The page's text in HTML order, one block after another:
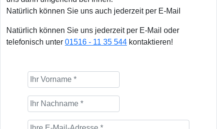
Natürlich können Sie uns auch jederzeit per E-Mail
Natürlich können Sie uns jederzeit per E-Mail oder
telefonisch unter 01516 - 11 35 544 kontaktieren!